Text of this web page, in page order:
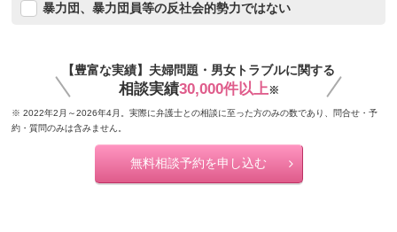
暴力団、暴力団員等の反社会的勢力ではない
【豊富な実績】夫婦問題・男女トラブルに関する
相談実績30,000件以上※
※ 2022年2月～2026年4月。実際に弁護士との相談に至った方のみの数であり、問合せ・予
約・質問のみは含みません。
無料相談予約を申し込む